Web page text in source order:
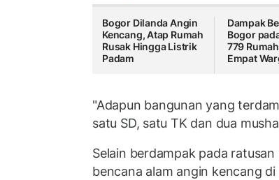
Bogor Dilanda Angin
Kencang, Atap Rumah
Rusak Hingga Listrik
Padam
Dampak
Bogor
779
Empat
"Adapun bangunan yang
satu SD, satu TK dan dua
Selain berdampak pada
bencana alam angin kencang